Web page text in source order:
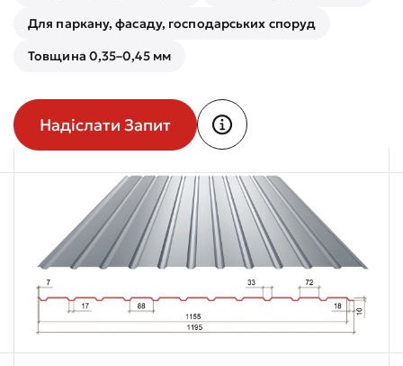
Для паркану, фасаду, господарських споруд
Товщина 0,35–0,45 мм
Надіслати Запит